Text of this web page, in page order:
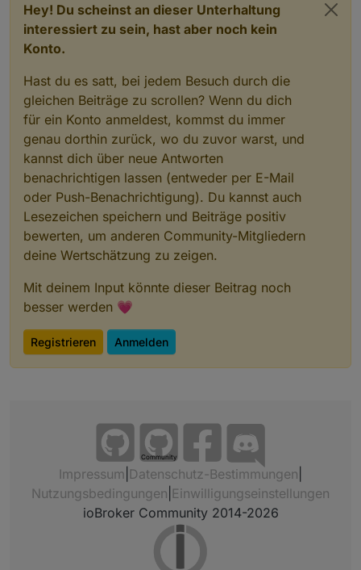
Hey! Du scheinst an dieser Unterhaltung
interessiert zu sein, hast aber noch kein
Konto.
Hast du es satt, bei jedem Besuch durch die
gleichen Beiträge zu scrollen? Wenn du dich
für ein Konto anmeldest, kommst du immer
genau dorthin zurück, wo du zuvor warst, und
kannst dich über neue Antworten
benachrichtigen lassen (entweder per E-Mail
oder Push-Benachrichtigung). Du kannst auch
Lesezeichen speichern und Beiträge positiv
bewerten, um anderen Community-Mitgliedern
deine Wertschätzung zu zeigen.
Mit deinem Input könnte dieser Beitrag noch
besser werden 💗
Registrieren Anmelden
Community
Impressum Datenschutz-Bestimmungen
Nutzungsbedingungen Einwilligungseinstellungen
ioBroker Community 2014-2026